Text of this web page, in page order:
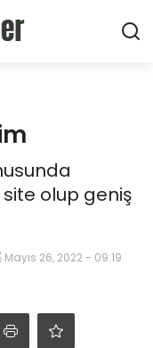
olup geniş
Mayıs 26, 2022 - 09:19